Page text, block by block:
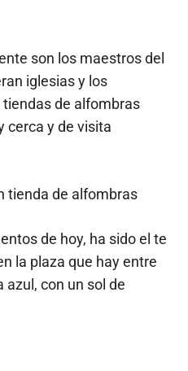
son los maestros del
iglesias y los
de alfombras
cerca y de visita
de hoy, ha sido el te
la plaza que hay entre
con un sol de